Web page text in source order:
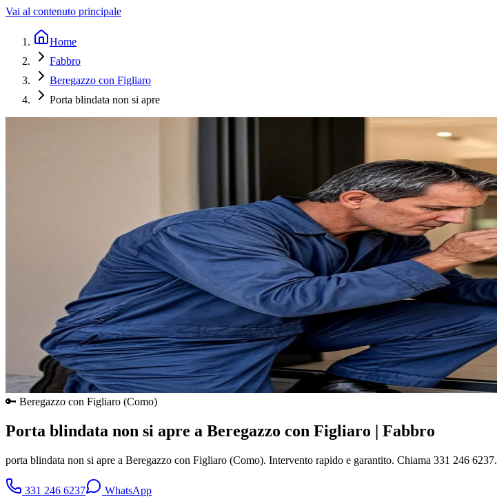
Vai al contenuto principale
Home
Fabbro
Beregazzo con Figliaro
Porta blindata non si apre
🔑 Beregazzo con Figliaro (Como)
Porta blindata non si apre a Beregazzo con Figliaro | Fabbro
porta blindata non si apre a Beregazzo con Figliaro (Como). Intervento rapido e garantito. Chiama 331 246 6237.
331 246 6237 WhatsApp